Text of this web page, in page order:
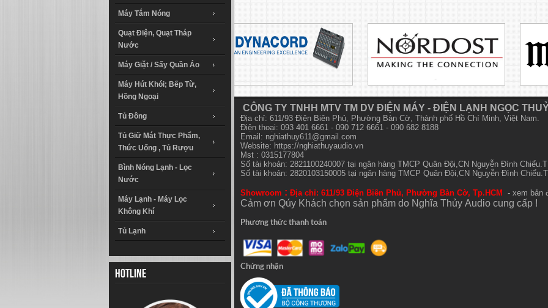
Máy Tắm Nóng
Quạt Điện, Quạt Tháp
Nước
Máy Giặt / Sấy Quần Áo
Máy Hút Khói; Bếp Từ,
Hồng Ngoại
Tủ Đông
Tủ Giữ Mát Thực Phẩm,
Thức Uống , Tủ Rượu
Bình Nóng Lạnh - Lọc
Nước
Máy Lạnh - Máy Lọc
Không Khí
Tủ Lạnh
Hotline
CÔNG TY TNHH MTV TM DV ĐIỆN MÁY - ĐIỆN LẠNH NGỌC
Địa chỉ: 611/93 Điện Biên Phủ, Phường Bàn Cờ, Thành phố Hồ Chí Minh, Việt Nam.
Điện thoại: 093 401 6661 - 090 712 6661 - 090 682 8188
Email: nghiathuy611@gmail.com
Website: https://nghiathuyaudio.vn
Mst : 0315177804
Số tài khoản: 2821100240007 tại ngân hàng TMCP Quân Đội,CN Nguyễn Đình
Số tài khoản: 2820103150005 tại ngân hàng TMCP Quân Đội,CN Nguyễn Đình
Showroom : Địa chỉ: 611/93 Điện Biên Phủ, Phường Bàn Cờ, Tp.HCM - xem bản
Cảm ơn Qúy Khách chọn sản phẩm do Nghĩa Thủy Audio cung cấp !
Phương thức thanh toán
Chứng nhận